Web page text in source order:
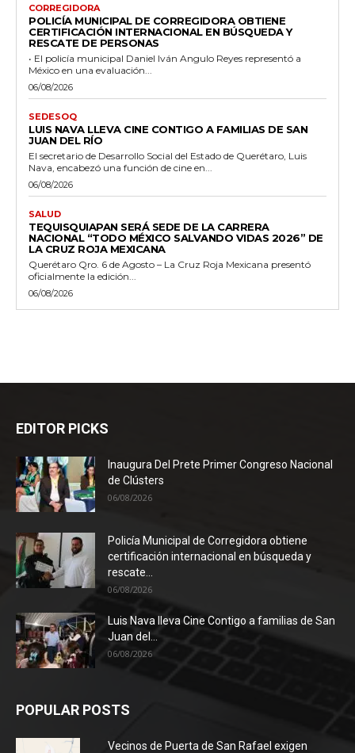
CORREGIDORA
POLICÍA MUNICIPAL DE CORREGIDORA OBTIENE
CERTIFICACIÓN INTERNACIONAL EN BÚSQUEDA Y
RESCATE DE PERSONAS
• El policía municipal Daniel Iván Angulo Reyes representó a
México en una evaluación...
06/08/2026
SEDESOQ
LUIS NAVA LLEVA CINE CONTIGO A FAMILIAS DE SAN
JUAN DEL RÍO
El secretario de Desarrollo Social del Estado de Querétaro, Luis
Nava, encabezó una función de cine en...
06/08/2026
SALUD
TEQUISQUIAPAN SERÁ SEDE DE LA CARRERA
NACIONAL “TODO MÉXICO SALVANDO VIDAS 2026” DE
LA CRUZ ROJA MEXICANA
Querétaro Qro. 6 de Agosto – La Cruz Roja Mexicana presentó
oficialmente la edición...
06/08/2026
EDITOR PICKS
Inaugura Del Prete Primer Congreso Nacional
de Clústers
06/08/2026
Policía Municipal de Corregidora obtiene
certificación internacional en búsqueda y
rescate...
06/08/2026
Luis Nava lleva Cine Contigo a familias de San
Juan del...
06/08/2026
POPULAR POSTS
Vecinos de Puerta de San Rafael exigen